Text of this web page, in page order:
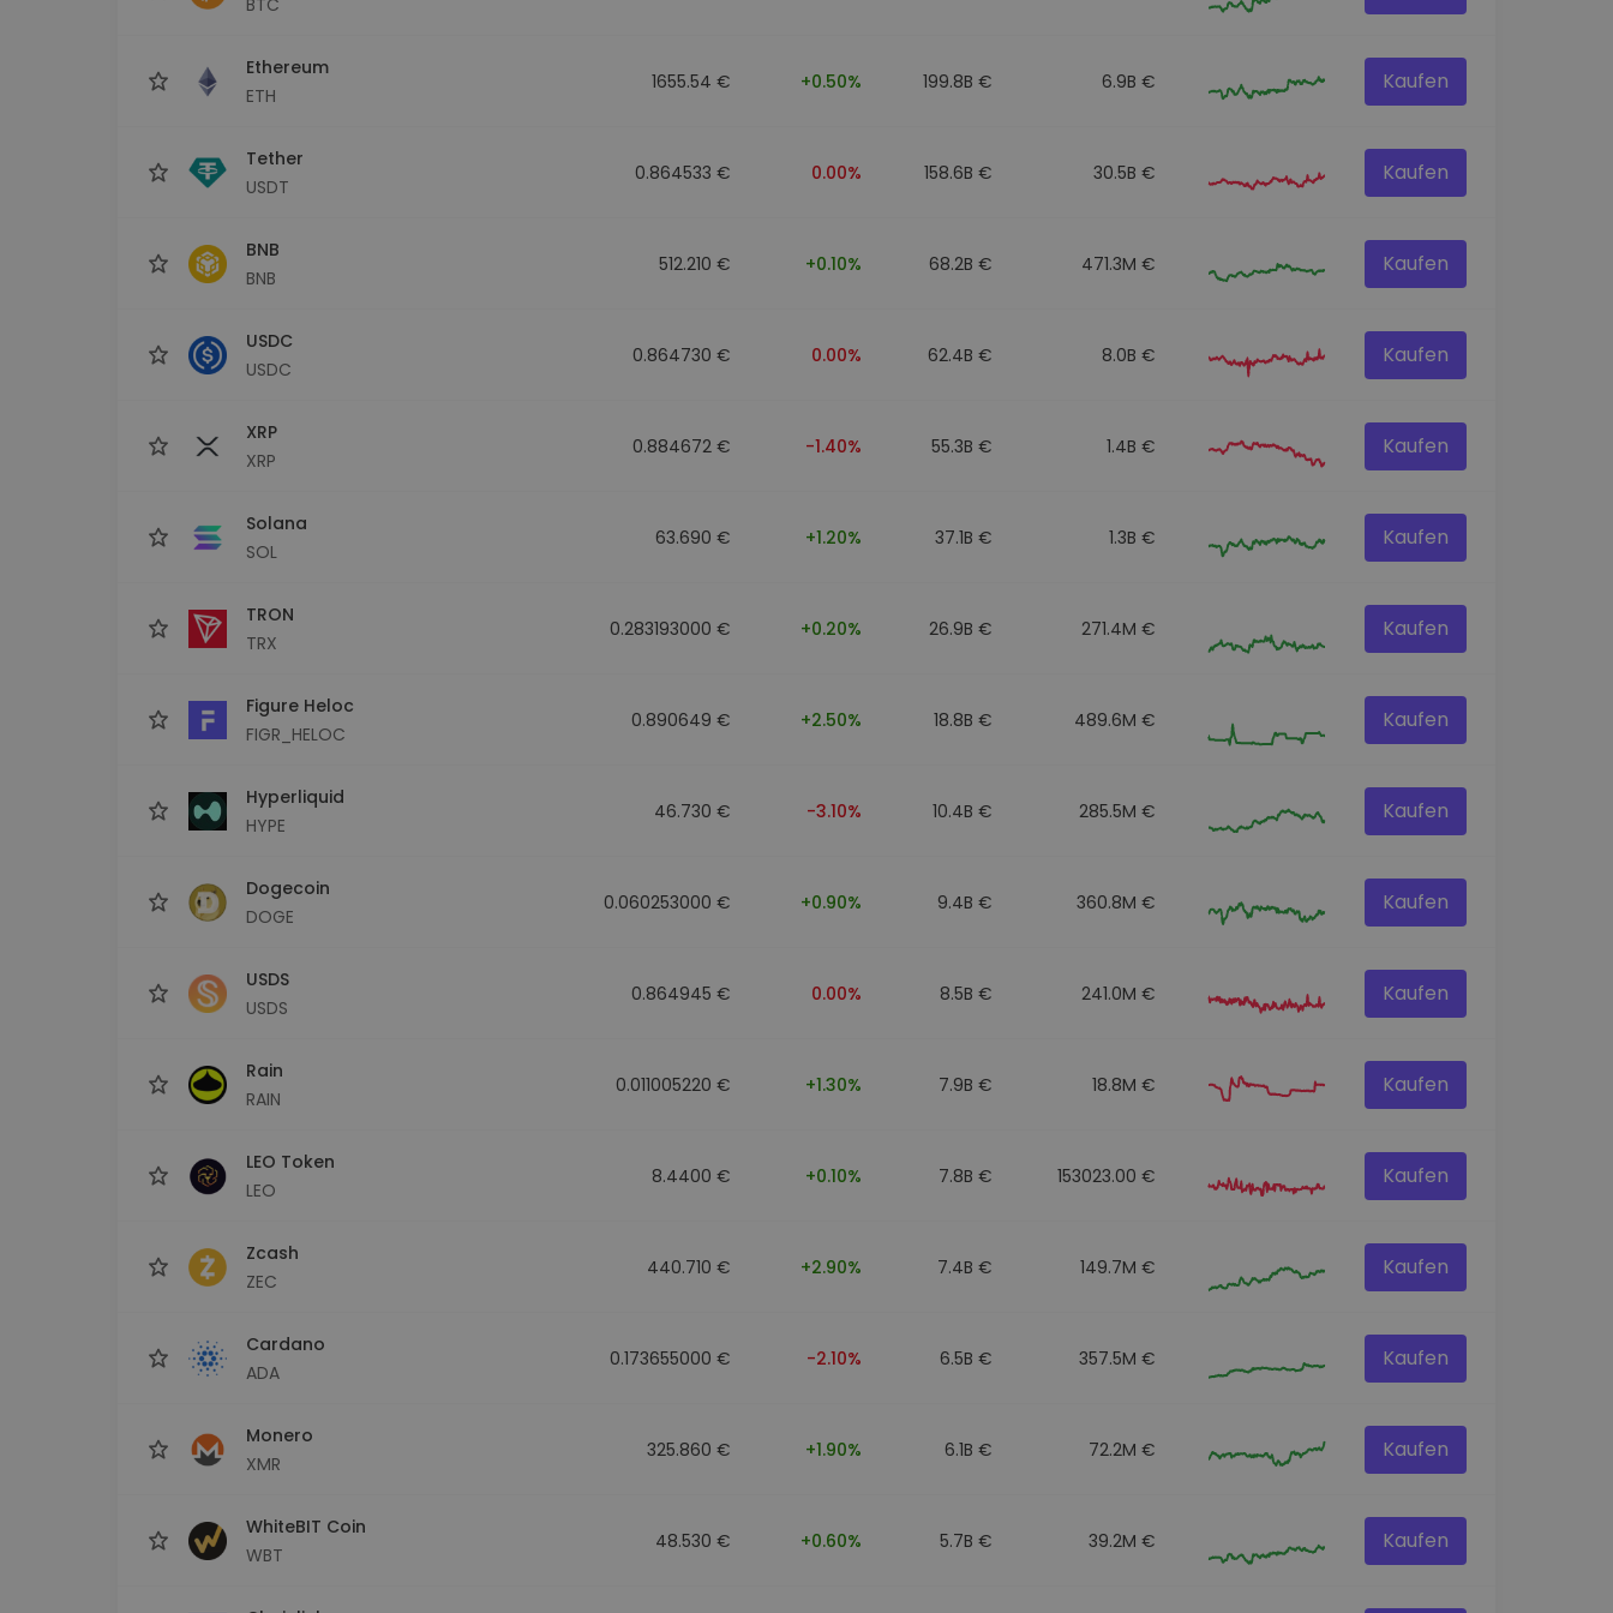
Finde deine Krypto-Strategie
Ethereum
ETH
1655.54 € +0.50% 199.8B € 6.9B € Kaufen
Tether
USDT
0.864533 € 0.00% 158.6B € 30.5B € Kaufen
BNB
BNB
512.210 € +0.10% 68.2B € 471.3M € Kaufen
USDC
USDC
0.864730 € 0.00% 62.4B € 8.0B € Kaufen
XRP
XRP
0.884672 € -1.40% 55.3B € 1.4B € Kaufen
Solana
SOL
63.690 € +1.20% 37.1B € 1.3B € Kaufen
TRON
TRX
0.283193000 € +0.20% 26.9B € 271.4M € Kaufen
Figure Heloc
FIGR_HELOC
0.890649 € +2.50% 18.8B € 489.6M € Kaufen
Hyperliquid
HYPE
46.730 € -3.10% 10.4B € 285.5M € Kaufen
Dogecoin
DOGE
0.060253000 € +0.90% 9.4B € 360.8M € Kaufen
USDS
USDS
0.864945 € 0.00% 8.5B € 241.0M € Kaufen
Rain
RAIN
0.011005220 € +1.30% 7.9B € 18.8M € Kaufen
LEO Token
LEO
8.4400 € +0.10% 7.8B € 153023.00 € Kaufen
Zcash
ZEC
440.710 € +2.90% 7.4B € 149.7M € Kaufen
Cardano
ADA
0.173655000 € -2.10% 6.5B € 357.5M € Kaufen
Monero
XMR
325.860 € +1.90% 6.1B € 72.2M € Kaufen
WhiteBIT Coin
WBT
48.530 € +0.60% 5.7B € 39.2M € Kaufen